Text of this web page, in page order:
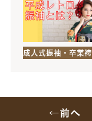
成人式振袖・卒業袴
←前へ